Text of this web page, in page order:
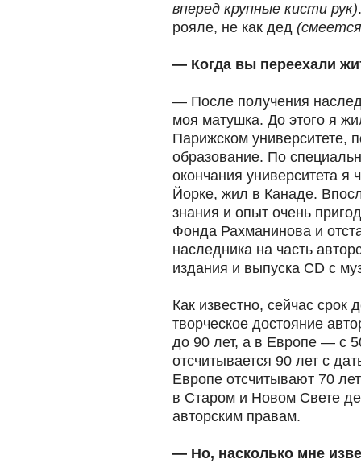
вперед крупные кисти рук)
рояле, не как дед
— Когда вы переехали
— После получения
моя матушка. До этого я
Парижском университете,
образование. По
окончания университета
Йорке, жил в Канаде.
знания и опыт очень
Фонда Рахманинова и
наследника на часть
издания и выпуска CD с
Как известно, сейчас срок
творческое достояние
до 90 лет, а в Европе — с
отсчитывается 90 лет с
Европе отсчитывают 70
в Старом и Новом Свете
авторским правам.
— Но, насколько мне